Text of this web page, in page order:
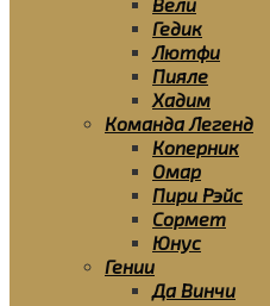
Гедик
Лютфи
Пияле
Хадим
Команда Легенд
Коперник
Омар
Пири Рэйс
Сормет
Юнус
Гении
Да Винчи